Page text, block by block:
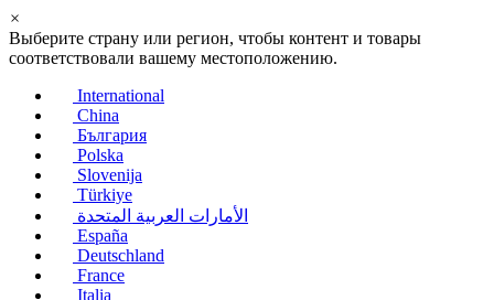
×
Выберите страну или регион, чтобы контент и товары
соответствовали вашему местоположению.
International
China
България
Polska
Slovenija
Türkiye
الأمارات العربية المتحدة
España
Deutschland
France
Italia